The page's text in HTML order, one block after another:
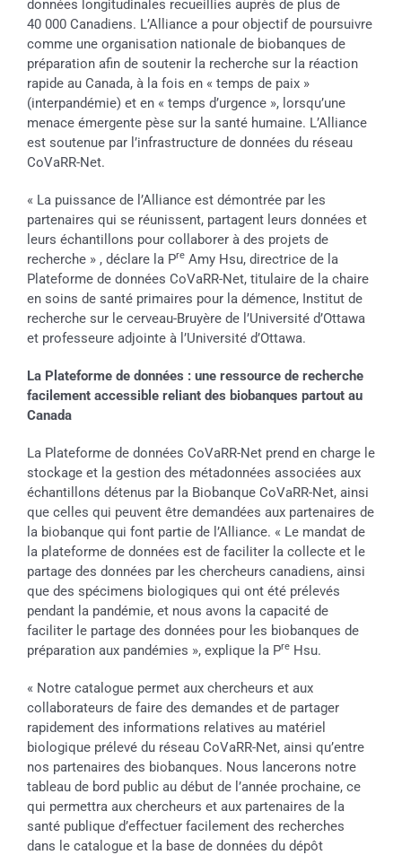
données longitudinales recueillies auprès de plus de
40 000 Canadiens. L’Alliance a pour objectif de poursuivre
comme une organisation nationale de biobanques de
préparation afin de soutenir la recherche sur la réaction
rapide au Canada, à la fois en « temps de paix »
(interpandémie) et en « temps d’urgence », lorsqu’une
menace émergente pèse sur la santé humaine. L’Alliance
est soutenue par l’infrastructure de données du réseau
CoVaRR-Net.
« La puissance de l’Alliance est démontrée par les
partenaires qui se réunissent, partagent leurs données et
leurs échantillons pour collaborer à des projets de
recherche » , déclare la PreAmy Hsu, directrice de la
Plateforme de données CoVaRR-Net, titulaire de la chaire
en soins de santé primaires pour la démence, Institut de
recherche sur le cerveau-Bruyère de l’Université d’Ottawa
et professeure adjointe à l’Université d’Ottawa.
La Plateforme de données : une ressource de recherche
facilement accessible reliant des biobanques partout au
Canada
La Plateforme de données CoVaRR-Net prend en charge le
stockage et la gestion des métadonnées associées aux
échantillons détenus par la Biobanque CoVaRR-Net, ainsi
que celles qui peuvent être demandées aux partenaires de
la biobanque qui font partie de l’Alliance. « Le mandat de
la plateforme de données est de faciliter la collecte et le
partage des données par les chercheurs canadiens, ainsi
que des spécimens biologiques qui ont été prélevés
pendant la pandémie, et nous avons la capacité de
faciliter le partage des données pour les biobanques de
préparation aux pandémies », explique la PreHsu.
« Notre catalogue permet aux chercheurs et aux
collaborateurs de faire des demandes et de partager
rapidement des informations relatives au matériel
biologique prélevé du réseau CoVaRR-Net, ainsi qu’entre
nos partenaires des biobanques. Nous lancerons notre
tableau de bord public au début de l’année prochaine, ce
qui permettra aux chercheurs et aux partenaires de la
santé publique d’effectuer facilement des recherches
dans le catalogue et la base de données du dépôt